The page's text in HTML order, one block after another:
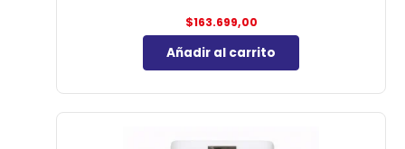
$163.699,00
Añadir al carrito